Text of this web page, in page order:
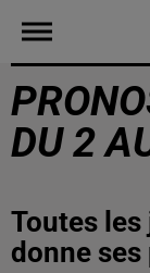
DU 2
Toutes
donne